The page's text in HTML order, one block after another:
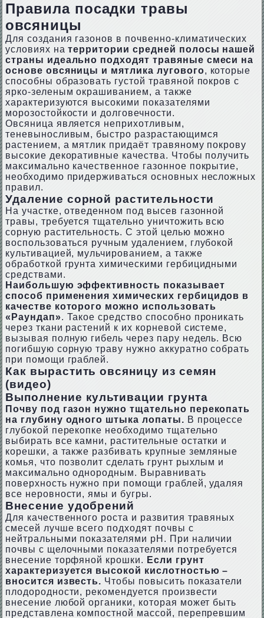
Правила посадки травы
овсяницы
Для создания газонов в почвенно-климатических
условиях на территории средней полосы нашей
страны идеально подходят травяные смеси на
основе овсяницы и мятлика лугового, которые
способны образовать густой травяной покров с
ярко-зеленым окрашиванием, а также
характеризуются высокими показателями
морозостойкости и долговечности.
Овсяница является неприхотливым,
теневыносливым, быстро разрастающимся
растением, а мятлик придаёт травяному покрову
высокие декоративные качества. Чтобы получить
максимально качественное газонное покрытие,
необходимо придерживаться основных несложных
правил.
Удаление сорной растительности
На участке, отведенном под высев газонной
травы, требуется тщательно уничтожить всю
сорную растительность. С этой целью можно
воспользоваться ручным удалением, глубокой
культивацией, мульчированием, а также
обработкой грунта химическими гербицидными
средствами.
Наибольшую эффективность показывает
способ применения химических гербицидов в
качестве которого можно использовать
«Раундап». Такое средство способно проникать
через ткани растений к их корневой системе,
вызывая полную гибель через пару недель. Всю
погибшую сорную траву нужно аккуратно собрать
при помощи граблей.
Как вырастить овсяницу из семян
(видео)
Выполнение культивации грунта
Почву под газон нужно тщательно перекопать
на глубину одного штыка лопаты. В процессе
глубокой перекопке необходимо тщательно
выбирать все камни, растительные остатки и
корешки, а также разбивать крупные земляные
комья, что позволит сделать грунт рыхлым и
максимально однородным. Выравнивать
поверхность нужно при помощи граблей, удаляя
все неровности, ямы и бугры.
Внесение удобрений
Для качественного роста и развития травяных
смесей лучше всего подходят почвы с
нейтральными показателями рН. При наличии
почвы с щелочными показателями потребуется
внесение торфяной крошки. Если грунт
характеризуется высокой кислотностью –
вносится известь. Чтобы повысить показатели
плодородности, рекомендуется произвести
внесение любой органики, которая может быть
представлена компостной массой, перепревшим